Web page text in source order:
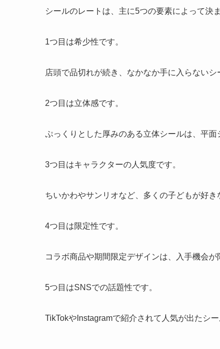
シールのレートは、主に5つの要素によって決
1つ目は希少性です。
店頭で品切れが続き、なかなか手に入らないシ
2つ目は立体感です。
ぷっくりとした厚みのある立体シールは、平
3つ目はキャラクターの人気度です。
ちいかわやサンリオなど、多くの子どもが好き
4つ目は限定性です。
コラボ商品や期間限定デザインは、入手機会
5つ目はSNSでの話題性です。
TikTokやInstagramで紹介されて人気が出たシ